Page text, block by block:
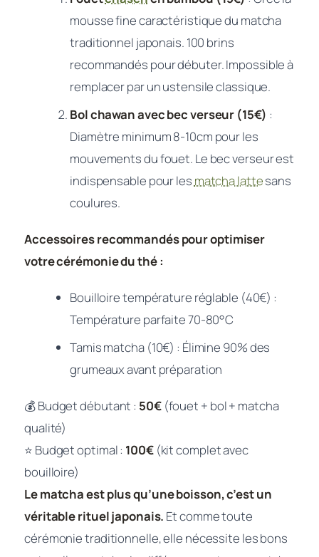
mousse fine caractéristique du matcha
traditionnel japonais. 100 brins
recommandés pour débuter. Impossible à
remplacer par un ustensile classique.
Bol chawan avec bec verseur (15€) :
Diamètre minimum 8-10cm pour les
mouvements du fouet. Le bec verseur est
indispensable pour les matcha lattesans
coulures.
Accessoires recommandés pour optimiser
votre cérémonie du thé :
Bouilloire température réglable (40€) :
Température parfaite 70-80°C
Tamis matcha (10€) : Élimine 90% des
grumeaux avant préparation
💰 Budget débutant : 50€(fouet + bol + matcha
qualité)
⭐ Budget optimal : 100€(kit complet avec
bouilloire)
Le matcha est plus qu’une boisson, c’est un
véritable rituel japonais. Et comme toute
cérémonie traditionnelle, elle nécessite les bons